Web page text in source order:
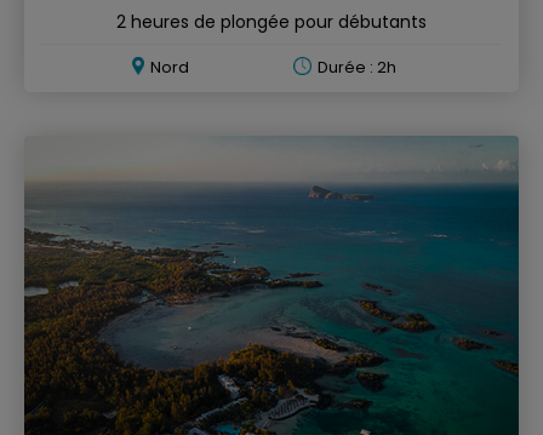
2 heures de plongée pour débutants
Nord Durée : 2h